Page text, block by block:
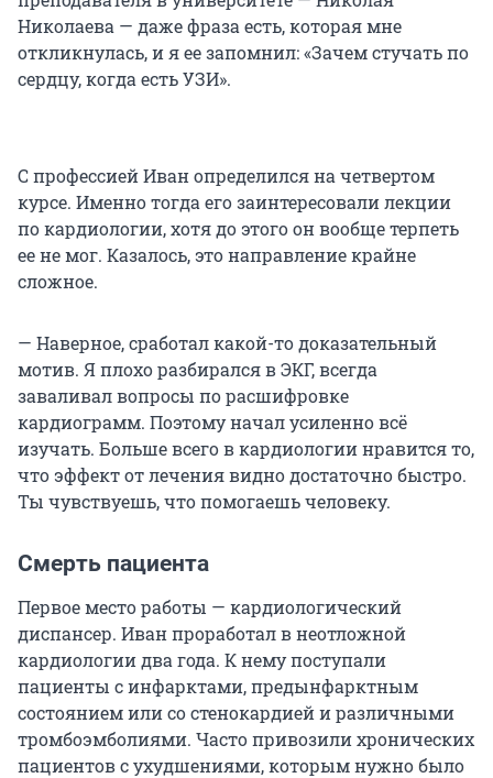
Николаева — даже фраза есть, которая мне
откликнулась, и я ее запомнил: «Зачем стучать по
сердцу, когда есть УЗИ».
С профессией Иван определился на четвертом
курсе. Именно тогда его заинтересовали лекции
по кардиологии, хотя до этого он вообще терпеть
ее не мог. Казалось, это направление крайне
сложное.
— Наверное, сработал какой-то доказательный
мотив. Я плохо разбирался в ЭКГ, всегда
заваливал вопросы по расшифровке
кардиограмм. Поэтому начал усиленно всё
изучать. Больше всего в кардиологии нравится то,
что эффект от лечения видно достаточно быстро.
Ты чувствуешь, что помогаешь человеку.
Смерть пациента
Первое место работы — кардиологический
диспансер. Иван проработал в неотложной
кардиологии два года. К нему поступали
пациенты с инфарктами, предынфарктным
состоянием или со стенокардией и различными
тромбоэмболиями. Часто привозили хронических
пациентов с ухудшениями, которым нужно было